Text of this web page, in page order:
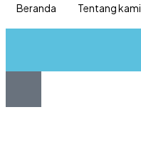
Beranda Tentang kami